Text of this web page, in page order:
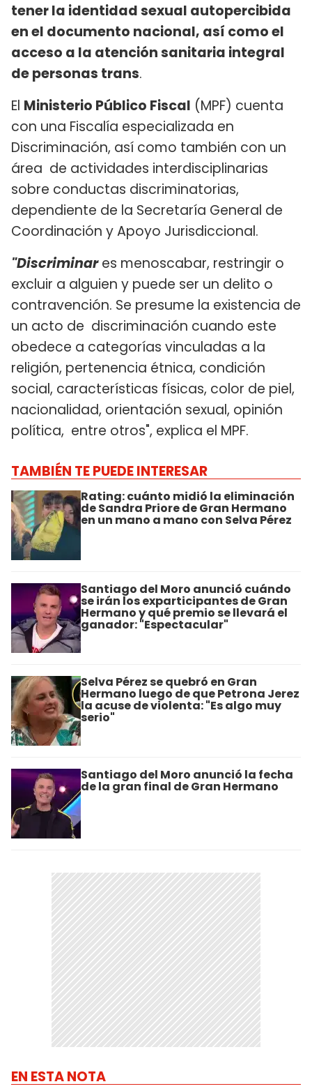
tener la identidad sexual autopercibida
en el documento nacional, así como el
acceso a la atención sanitaria integral
de personas trans.
El Ministerio Público Fiscal (MPF) cuenta
con una Fiscalía especializada en
Discriminación, así como también con un
área de actividades interdisciplinarias
sobre conductas discriminatorias,
dependiente de la Secretaría General de
Coordinación y Apoyo Jurisdiccional.
"Discriminares menoscabar, restringir o
excluir a alguien y puede ser un delito o
contravención. Se presume la existencia de
un acto de discriminación cuando este
obedece a categorías vinculadas a la
religión, pertenencia étnica, condición
social, características físicas, color de piel,
nacionalidad, orientación sexual, opinión
política, entre otros", explica el MPF.
TAMBIÉN TE PUEDE INTERESAR
Rating: cuánto midió la eliminación
de Sandra Priore de Gran Hermano
en un mano a mano con Selva Pérez
Santiago del Moro anunció cuándo
se irán los exparticipantes de Gran
Hermano y qué premio se llevará el
ganador: "Espectacular"
Selva Pérez se quebró en Gran
Hermano luego de que Petrona Jerez
la acuse de violenta: "Es algo muy
serio"
Santiago del Moro anunció la fecha
de la gran final de Gran Hermano
EN ESTA NOTA